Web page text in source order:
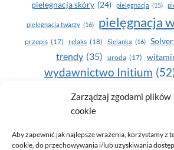
Zarządzaj zgodami plików
cookie
Aby zapewnić jak najlepsze wrażenia, korzystamy z
cookie, do przechowywania i/lub uzyskiwania
pielegnacja skóry (24) pielęgnacja (15)
pielęgnacja twarzy (16) pielęgnacja
przepis (17) relaks (18) Sielanka (16)
trendy (35) uroda (17)
wydawnictwo Initium
Yasumi(164) zdrowe
zdrowie